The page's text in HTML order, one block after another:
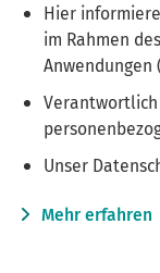
Hier
im Rahmen
Anwendungen
Unser
Mehr erfahren